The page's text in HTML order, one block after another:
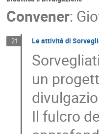
Convener:
21 Le attività di
un
Il fulcro